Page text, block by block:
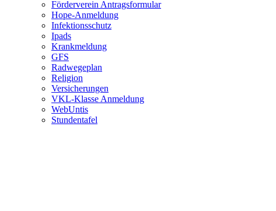
Förderverein Antragsformular
Hope-Anmeldung
Infektionsschutz
Ipads
Krankmeldung
GFS
Radwegeplan
Religion
Versicherungen
VKL-Klasse Anmeldung
WebUntis
Stundentafel